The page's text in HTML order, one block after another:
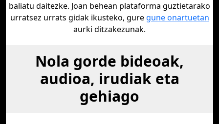
baliatu daitezke. Joan behean plataforma guztietarako
urratsez urrats gidak ikusteko, gure gune onartuetan
aurki ditzakezunak.
Nola gorde bideoak,
audioa, irudiak eta
gehiago